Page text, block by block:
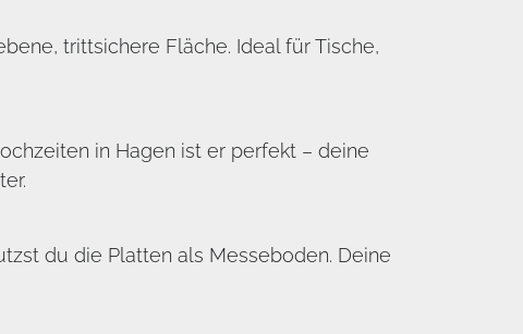
trittsichere Fläche. Ideal für Tische,
in Hagen ist er perfekt – deine
du die Platten als Messeboden. Deine